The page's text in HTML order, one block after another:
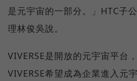
是元宇宙的一部分。」HTC子
理林俊吳說。
VIVERSE是開放的元宇宙平台
VIVERSE希望成為企業進入元